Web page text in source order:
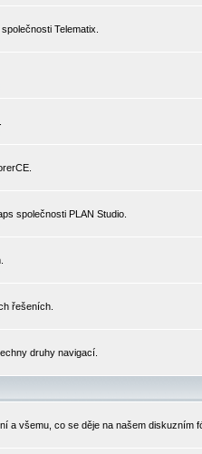
Telematix.
společnosti PLAN Studio.
řešeních.
druhy navigací.
a všemu, co se děje na našem diskuzním